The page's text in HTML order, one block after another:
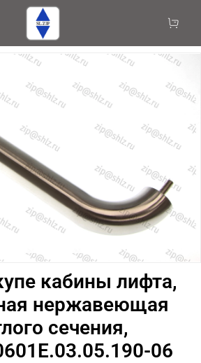
кабины лифта,
нержавеющая
сечения,
06